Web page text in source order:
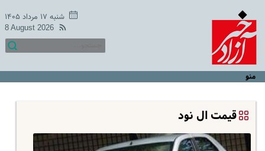
شنبه ۱۷ مرداد ۱۴۰۵
8 August 2026
منو
قیمت ال نود